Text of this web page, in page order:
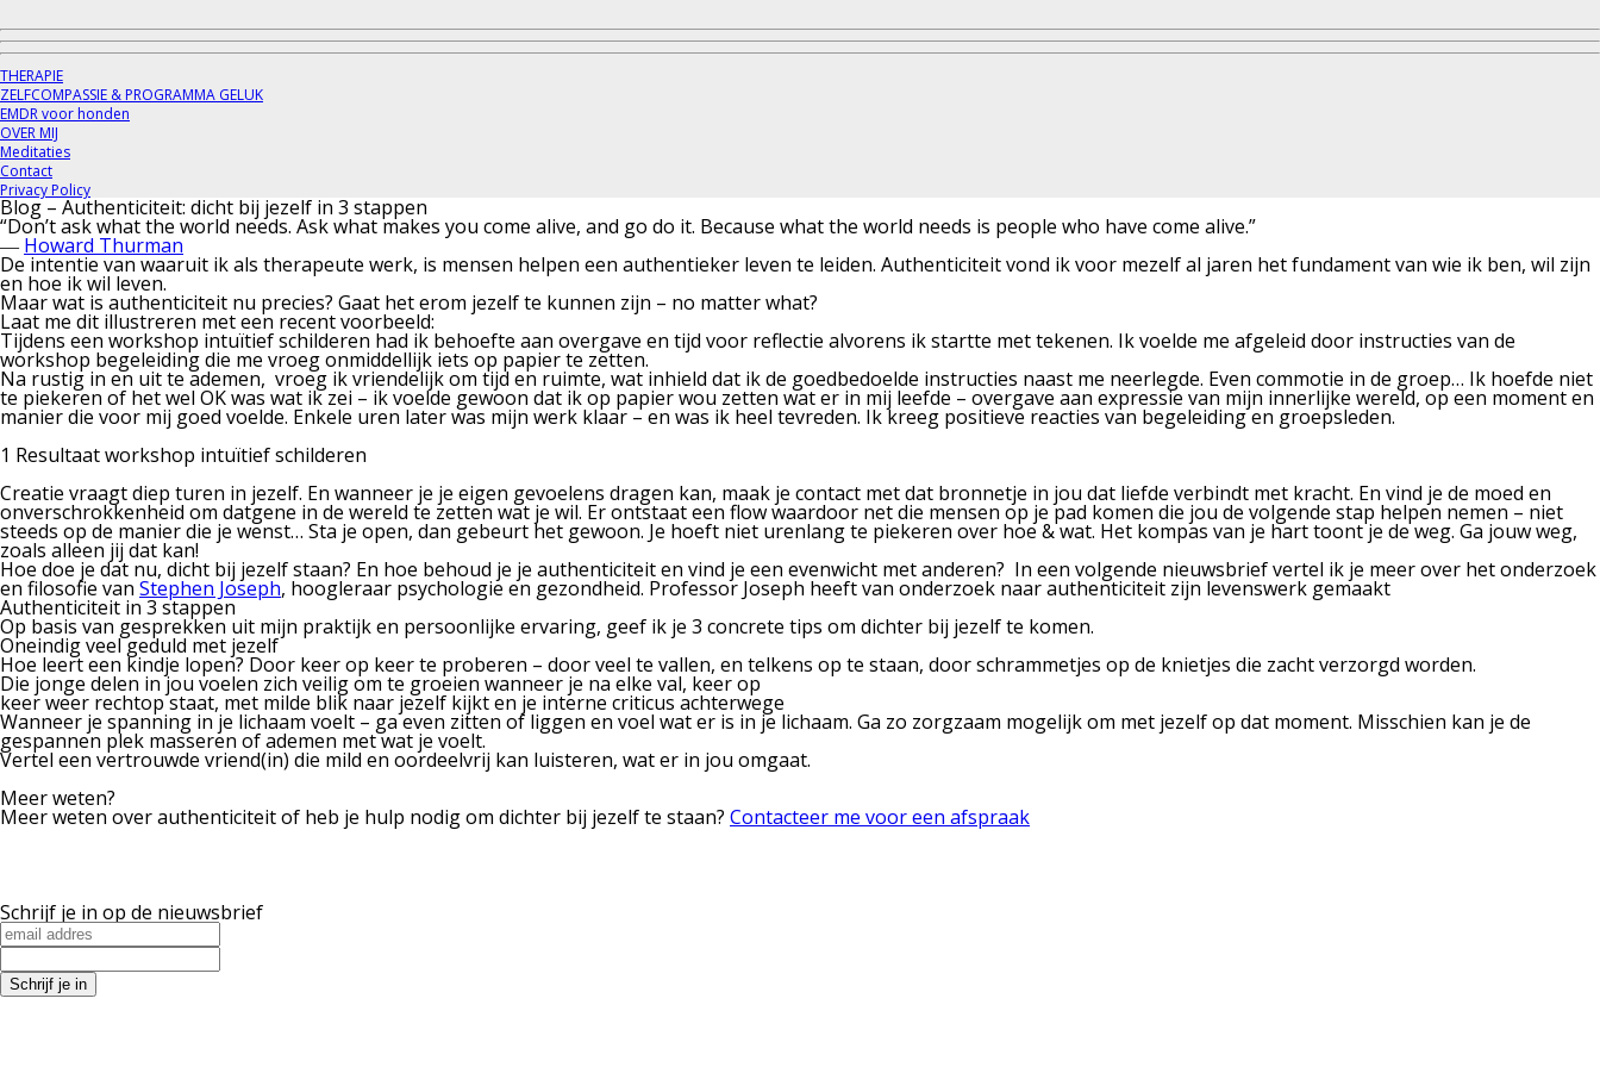
THERAPIE
ZELFCOMPASSIE & PROGRAMMA GELUK
EMDR voor honden
OVER MIJ
Meditaties
Contact
Privacy Policy
Blog – Authenticiteit: dicht bij jezelf in 3 stappen
“Don’t ask what the world needs. Ask what makes you come alive, and go do it. Because what the world needs is people who have come alive.”
― Howard Thurman
De intentie van waaruit ik als therapeute werk, is mensen helpen een authentieker leven te leiden. Authenticiteit vond ik voor mezelf al jaren het fundament van wie ik ben, wil zijn
en hoe ik wil leven.
Maar wat is authenticiteit nu precies? Gaat het erom jezelf te kunnen zijn – no matter what?
Laat me dit illustreren met een recent voorbeeld:
Tijdens een workshop intuïtief schilderen had ik behoefte aan overgave en tijd voor reflectie alvorens ik startte met tekenen. Ik voelde me afgeleid door instructies van de
workshop begeleiding die me vroeg onmiddellijk iets op papier te zetten.
Na rustig in en uit te ademen, vroeg ik vriendelijk om tijd en ruimte, wat inhield dat ik de goedbedoelde instructies naast me neerlegde. Even commotie in de groep… Ik hoefde niet
te piekeren of het wel OK was wat ik zei – ik voelde gewoon dat ik op papier wou zetten wat er in mij leefde – overgave aan expressie van mijn innerlijke wereld, op een moment en
manier die voor mij goed voelde. Enkele uren later was mijn werk klaar – en was ik heel tevreden. Ik kreeg positieve reacties van begeleiding en groepsleden.
1 Resultaat workshop intuïtief schilderen
Creatie vraagt diep turen in jezelf. En wanneer je je eigen gevoelens dragen kan, maak je contact met dat bronnetje in jou dat liefde verbindt met kracht. En vind je de moed en
onverschrokkenheid om datgene in de wereld te zetten wat je wil. Er ontstaat een flow waardoor net die mensen op je pad komen die jou de volgende stap helpen nemen – niet
steeds op de manier die je wenst… Sta je open, dan gebeurt het gewoon. Je hoeft niet urenlang te piekeren over hoe & wat. Het kompas van je hart toont je de weg. Ga jouw weg,
zoals alleen jij dat kan!
Hoe doe je dat nu, dicht bij jezelf staan? En hoe behoud je je authenticiteit en vind je een evenwicht met anderen? In een volgende nieuwsbrief vertel ik je meer over het onderzoek
en filosofie van Stephen Joseph, hoogleraar psychologie en gezondheid. Professor Joseph heeft van onderzoek naar authenticiteit zijn levenswerk gemaakt
Authenticiteit in 3 stappen
Op basis van gesprekken uit mijn praktijk en persoonlijke ervaring, geef ik je 3 concrete tips om dichter bij jezelf te komen.
Oneindig veel geduld met jezelf
Hoe leert een kindje lopen? Door keer op keer te proberen – door veel te vallen, en telkens op te staan, door schrammetjes op de knietjes die zacht verzorgd worden.
Die jonge delen in jou voelen zich veilig om te groeien wanneer je na elke val, keer op
keer weer rechtop staat, met milde blik naar jezelf kijkt en je interne criticus achterwege
Wanneer je spanning in je lichaam voelt – ga even zitten of liggen en voel wat er is in je lichaam. Ga zo zorgzaam mogelijk om met jezelf op dat moment. Misschien kan je de
gespannen plek masseren of ademen met wat je voelt.
Vertel een vertrouwde vriend(in) die mild en oordeelvrij kan luisteren, wat er in jou omgaat.
Meer weten?
Meer weten over authenticiteit of heb je hulp nodig om dichter bij jezelf te staan? Contacteer me voor een afspraak
Schrijf je in op de nieuwsbrief